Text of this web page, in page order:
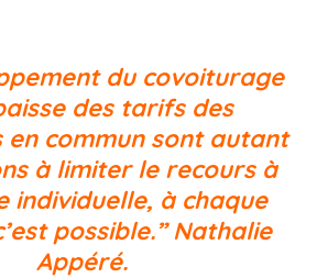
du covoiturage
des tarifs des
commun sont autant
à limiter le recours à
individuelle, à chaque
possible.” Nathalie
Appéré.